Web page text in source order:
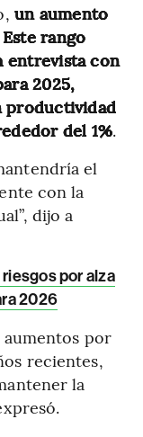
un aumento
rango
entrevista con
2025,
productividad
del 1%.
el
con la
dijo a
por alza
2026
por
recientes,
la